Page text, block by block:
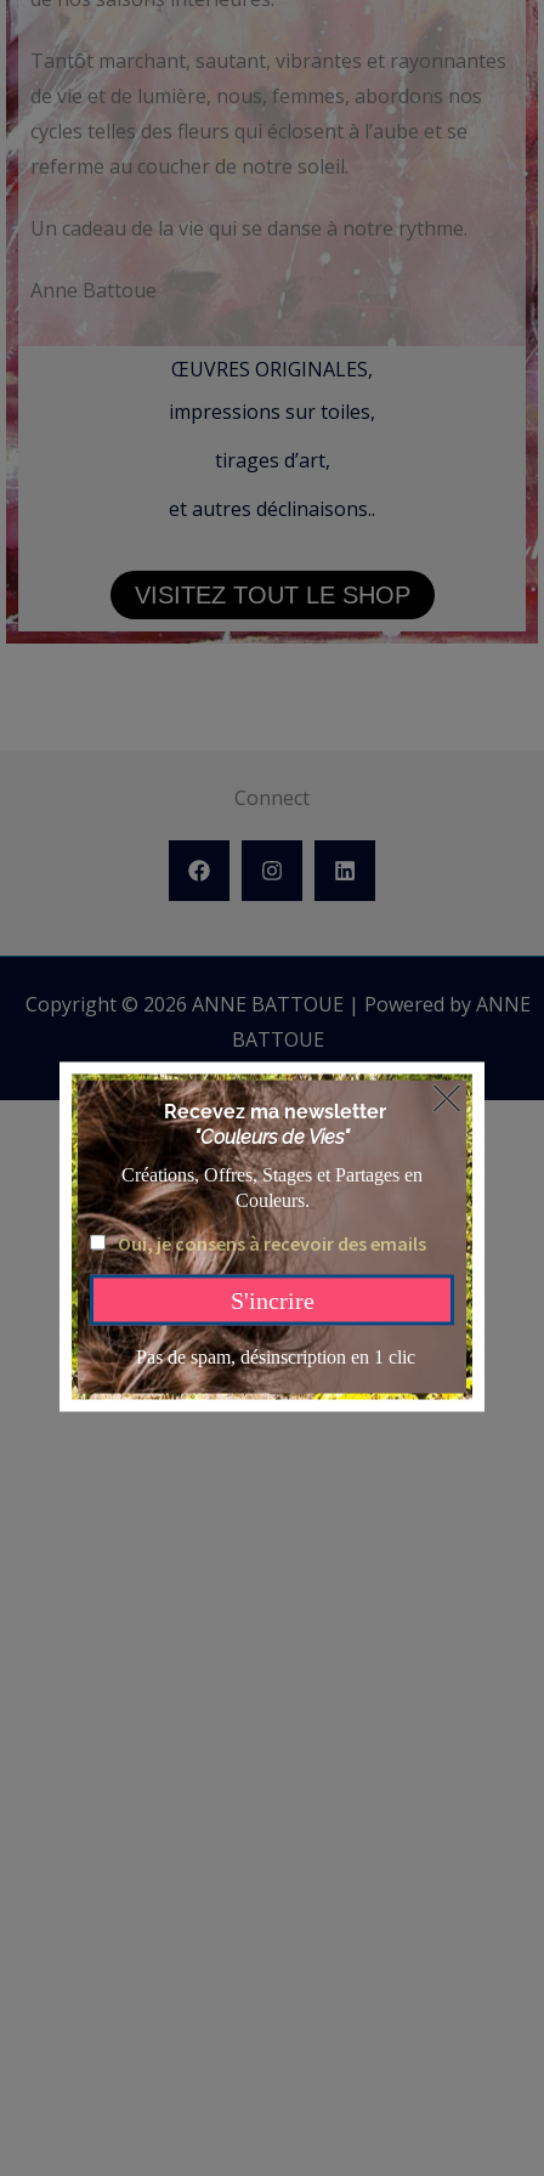
Tantôt marchant, sautant, vibrantes et rayonnantes
de vie et de lumière, nous, femmes, abordons nos
cycles telles des fleurs qui éclosent à l’aube et se
referme au coucher de notre soleil.
Un cadeau de la vie qui se danse à notre rythme.
Anne Battoue
ŒUVRES ORIGINALES,
impressions sur toiles,
tirages d’art,
et autres déclinaisons..
VISITEZ TOUT LE SHOP
Connect
Copyright © 2026 ANNE BATTOUE | Powered by ANNE
BATTOUE